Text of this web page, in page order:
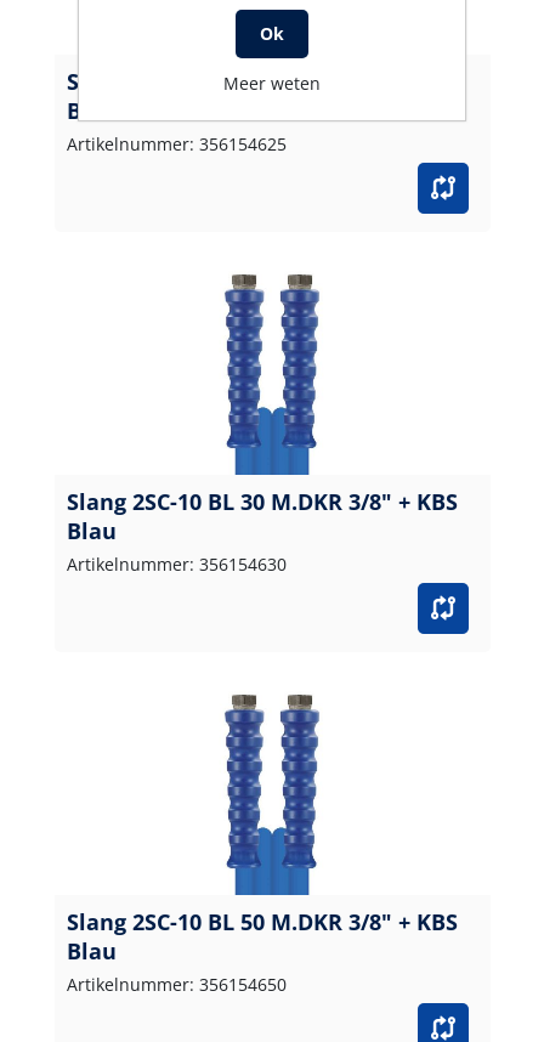
Slang 2SC-10 BL 25 M.DKR 3/8" + KBS
Blau
Artikelnummer: 356154625
Slang 2SC-10 BL 30 M.DKR 3/8" + KBS
Blau
Artikelnummer: 356154630
Slang 2SC-10 BL 50 M.DKR 3/8" + KBS
Blau
Artikelnummer: 356154650
Ok
Meer weten